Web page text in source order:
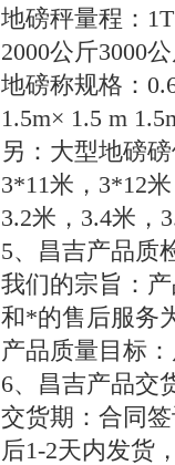
地磅秤量程：
2000公斤3000
地磅称规格：
1.5m× 1.5 m
另：大型地磅
3*11米， 3*12
3.2米， 3.4米，
5、昌吉产品质
我们的宗旨：
和*的售后服务
产品质量目标
6、昌吉产品交
交货期：合同
后1-2天内发货